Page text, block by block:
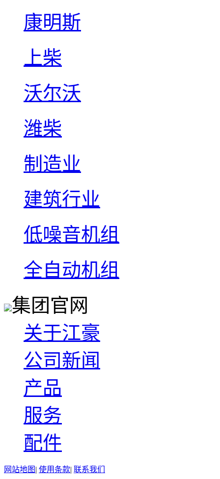
康明斯
上柴
沃尔沃
潍柴
制造业
建筑行业
低噪音机组
全自动机组
集团官网
关于江豪
公司新闻
产品
服务
配件
网站地图 | 使用条款| 联系我们